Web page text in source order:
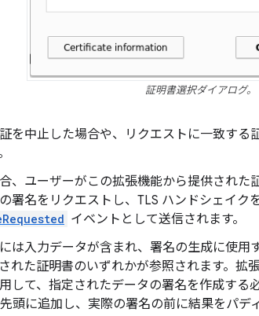
証明書選択ダイアログ。
を中止した場合や、リクエストに一致する
、ユーザーがこの拡張機能から提供された
署名をリクエストし、TLS ハンドシェイク
イベントとして送信されます。
は入力データが含まれ、署名の生成に使
れた証明書のいずれかが参照されます。拡
して、指定されたデータの署名を作成する
頭に追加し、実際の署名の前に結果をパデ